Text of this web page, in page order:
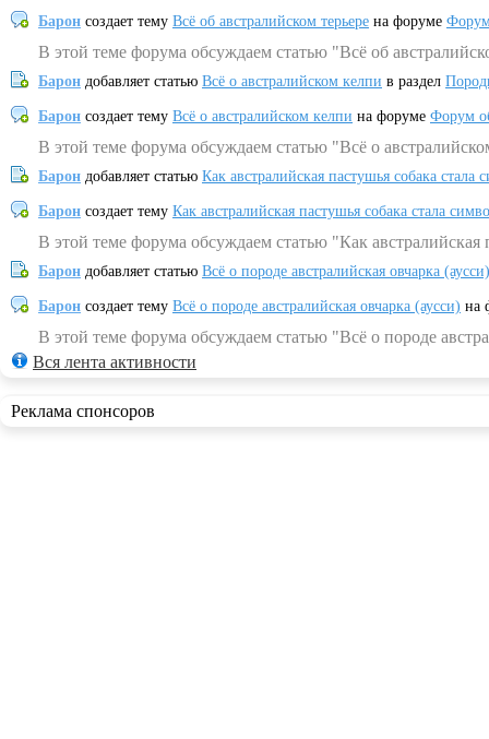
Барон создает тему Всё об австралийском терьере на форуме
В этой теме форума обсуждаем статью "Всё об
Барон добавляет статью Всё о австралийском келпи в раздел
Барон создает тему Всё о австралийском келпи на форуме Форум
В этой теме форума обсуждаем статью "Всё о
Барон добавляет статью Как австралийская пастушья собака
Барон создает тему Как австралийская пастушья собака стала
В этой теме форума обсуждаем статью "Как
Барон добавляет статью Всё о породе австралийская овчарка (аусси)
Барон создает тему Всё о породе австралийская овчарка (аусси) на
В этой теме форума обсуждаем статью "Всё о породе
Вся лента активности
Реклама спонсоров